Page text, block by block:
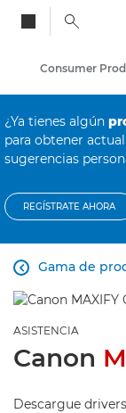
Consumer
¿Ya tienes algún
para obtener
sugerencias
REGÍSTRATE AHORA
Gama de

ASISTENCIA
Canon
Descargue